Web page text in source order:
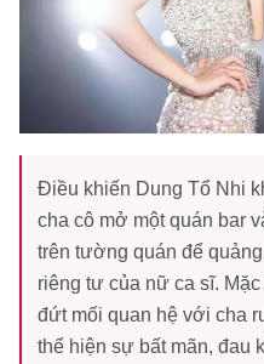
Điều khiến Dung Tổ Nhi
cha cô mở một quán bar
trên tường quán để
riêng tư của nữ ca sĩ.
đứt mối quan hệ với cha
thể hiện sự bất mãn, đau